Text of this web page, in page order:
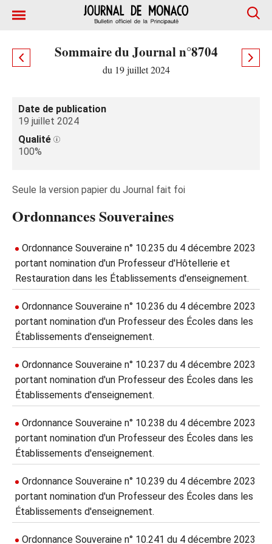
Sommaire du Journal n°8704
du 19 juillet 2024
Date de publication
19 juillet 2024
Qualité
100%
Seule la version papier du Journal fait foi
Ordonnances Souveraines
Ordonnance Souveraine n° 10.235 du 4 décembre 2023
portant nomination d'un Professeur d'Hôtellerie et
Restauration dans les Établissements d'enseignement.
Ordonnance Souveraine n° 10.236 du 4 décembre 2023
portant nomination d'un Professeur des Écoles dans les
Établissements d'enseignement.
Ordonnance Souveraine n° 10.237 du 4 décembre 2023
portant nomination d'un Professeur des Écoles dans les
Établissements d'enseignement.
Ordonnance Souveraine n° 10.238 du 4 décembre 2023
portant nomination d'un Professeur des Écoles dans les
Établissements d'enseignement.
Ordonnance Souveraine n° 10.239 du 4 décembre 2023
portant nomination d'un Professeur des Écoles dans les
Établissements d'enseignement.
Ordonnance Souveraine n° 10.241 du 4 décembre 2023